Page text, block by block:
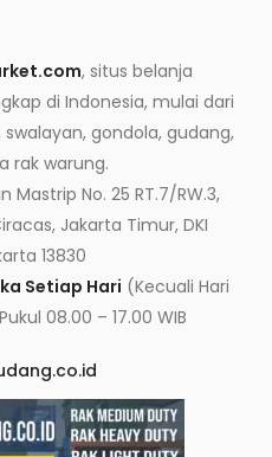
, situs belanja
di Indonesia, mulai dari
gondola, gudang,
rak warung.
Mastrip No. 25 RT.7/RW.3,
Jakarta Timur, DKI
13830
Setiap Hari (Kecuali Hari
08.00 – 17.00 WIB